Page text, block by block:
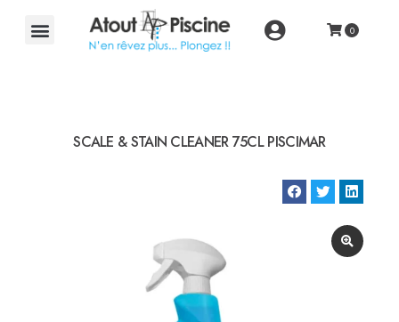
SCALE & STAIN CLEANER 75CL PISCIMAR